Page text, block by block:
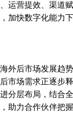
运营提效、渠道
加快数字化能力
外后市场发展趋
市场需求正逐步
分层布局，结合
助力合作伙伴把